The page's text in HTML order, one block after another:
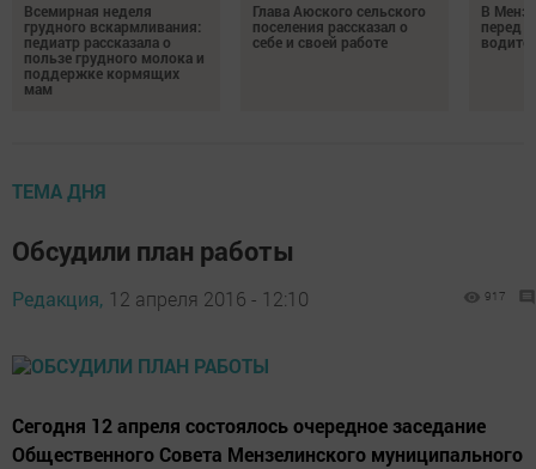
Всемирная неделя
грудного вскармливания:
педиатр рассказала о
пользе грудного молока и
поддержке кормящих
мам
Глава Аюского сельского
поселения рассказал о
себе и своей работе
В
перед
ТЕМА ДНЯ
Обсудили план работы
Редакция, 12 апреля 2016 - 12:10 917
Сегодня 12 апреля состоялось очередное заседание
Общественного Совета Мензелинского муниципального